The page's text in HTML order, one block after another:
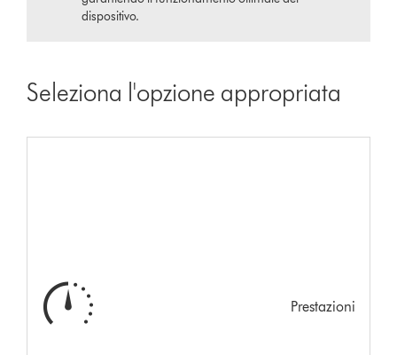
dispositivo.
Seleziona l'opzione appropriata
Prestazioni